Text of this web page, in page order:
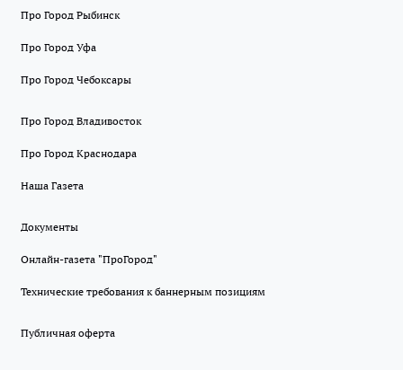
Про Город Рыбинск
Про Город Уфа
Про Город Чебоксары
Про Город Владивосток
Про Город Краснодара
Наша Газета
Документы
Онлайн-газета "ПроГород"
Технические требования к баннерным позициям
Публичная оферта